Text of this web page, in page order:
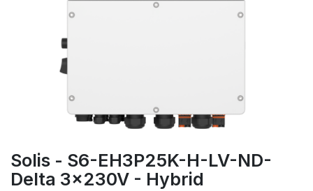
Solis - S6-EH3P25K-H-LV-ND-
Delta 3x230V - Hybrid